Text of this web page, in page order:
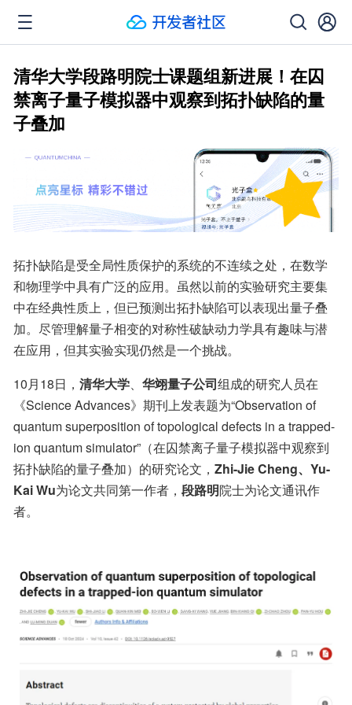
清华大学段路明院士课题组新进展！在囚
禁离子量子模拟器中观察到拓扑缺陷的量
子叠加
拓扑缺陷是受全局性质保护的系统的不连续之处，在数学
和物理学中具有广泛的应用。虽然以前的实验研究主要集
中在经典性质上，但已预测出拓扑缺陷可以表现出量子叠
加。尽管理解量子相变的对称性破缺动力学具有趣味与潜
在应用，但其实验实现仍然是一个挑战。
10月18日， 清华大学、 华翊量子公司组成的研究人员在
《Science Advances》期刊上发表题为“Observation of
quantum superposition of topological defects in a trapped-
ion quantum simulator”（在囚禁离子量子模拟器中观察到
拓扑缺陷的量子叠加）的研究论文， Zhi-Jie Cheng、Yu-
Kai Wu为论文共同第一作者， 段路明院士为论文通讯作
者。